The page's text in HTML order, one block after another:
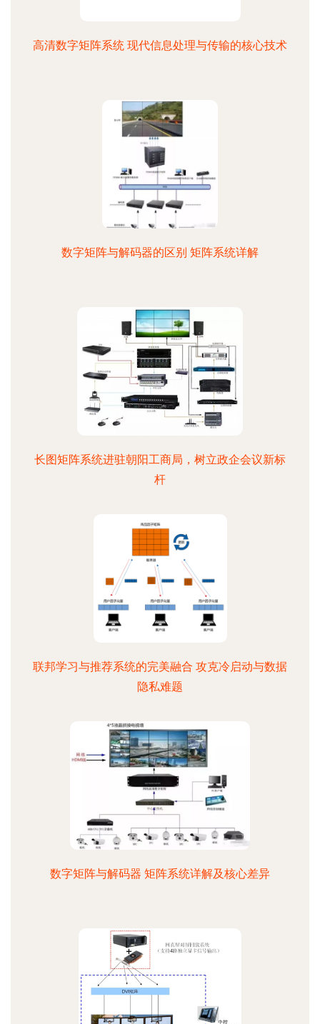
高清数字矩阵系统 现代信息处理与传输的核心技术
数字矩阵与解码器的区别 矩阵系统详解
长图矩阵系统进驻朝阳工商局，树立政企会议新标
杆
联邦学习与推荐系统的完美融合 攻克冷启动与数据
隐私难题
数字矩阵与解码器 矩阵系统详解及核心差异